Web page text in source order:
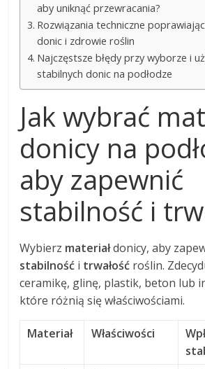
aby uniknąć przewracania?
Rozwiązania techniczne
donic i zdrowie roślin
Najczęstsze błędy przy wyborze i
stabilnych donic na podłodze
Jak wybrać
donicy na
aby zapewnić
stabilność i
Wybierz materiałdonicy, aby
stabilność i trwałość roślin.
ceramikę, glinę, plastik, beton lub
które różnią się właściwościami.
Materiał Właściwości